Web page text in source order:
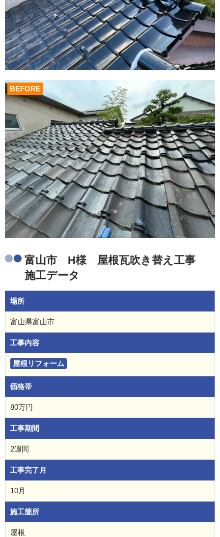
BEFORE
富山市 H様 屋根瓦吹き替え工事
施工データ
場所
富山県富山市
工事内容
屋根リフォーム
価格帯
80万円
工事期間
2週間
工事完了月
10月
施工箇所
屋根